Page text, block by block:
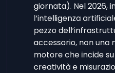
giornata). Nel 2026,
l’intelligenza
pezzo
accessorio, non una
motore che incide
creatività e